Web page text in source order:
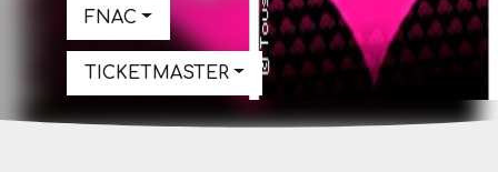
FNAC
TICKETMASTER